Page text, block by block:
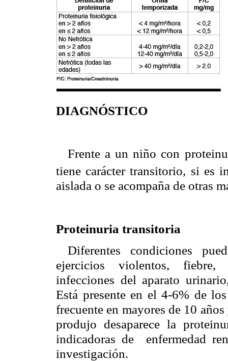
DIAGNÓSTICO
Frente a un niño con
tiene carácter transitorio, si es
aislada o se acompaña de otras
Proteinuria transitoria
Diferentes condiciones
ejercicios violentos, fiebre,
infecciones del aparato
Está presente en el 4-6% de
frecuente en mayores de 10
produjo desaparece la
indicadoras de enfermedad
investigación.